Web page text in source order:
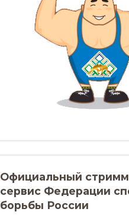
Официальный
сервис Федерации
борьбы России